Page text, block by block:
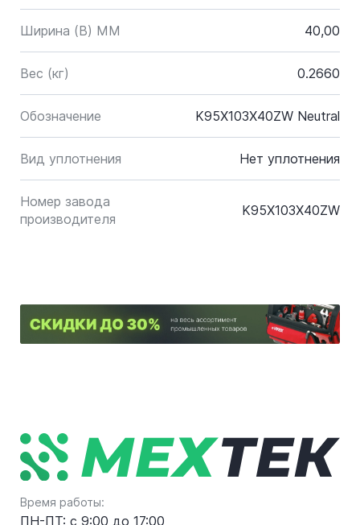
Ширина (B) MM 40,00
Вес (кг) 0.2660
Обозначение K95X103X40ZW Neutral
Вид уплотнения Нет уплотнения
Номер завода
производителя
K95X103X40ZW
Время работы:
ПН-ПТ: с 9:00 до 17:00